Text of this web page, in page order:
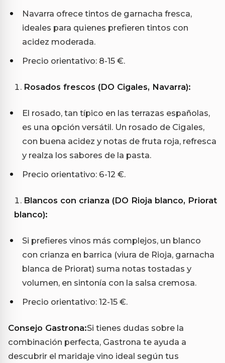
Navarra ofrece tintos de garnacha fresca,
ideales para quienes prefieren tintos con
acidez moderada.
Precio orientativo: 8-15 €.
Rosados frescos (DO Cigales, Navarra):
El rosado, tan típico en las terrazas españolas,
es una opción versátil. Un rosado de Cigales,
con buena acidez y notas de fruta roja, refresca
y realza los sabores de la pasta.
Precio orientativo: 6-12 €.
Blancos con crianza (DO Rioja blanco, Priorat
blanco):
Si prefieres vinos más complejos, un blanco
con crianza en barrica (viura de Rioja, garnacha
blanca de Priorat) suma notas tostadas y
volumen, en sintonía con la salsa cremosa.
Precio orientativo: 12-15 €.
Consejo Gastrona:Si tienes dudas sobre la
combinación perfecta, Gastrona te ayuda a
descubrir el maridaje vino ideal según tus